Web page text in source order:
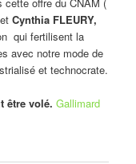
et Cynthia FLEURY,
qui fertilisent la
avec notre mode de
et technocrate.
être volé. Gallimard